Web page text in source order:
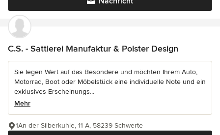
C.S. - Sattlerei Manufaktur & Polster Design
Sie legen Wert auf das Besondere und möchten Ihrem Auto,
Motorrad, Boot oder Möbelstück eine individuelle Note und ein
exklusives Erscheinungs...
Mehr
1An der Silberkuhle, 11 A, 58239 Schwerte